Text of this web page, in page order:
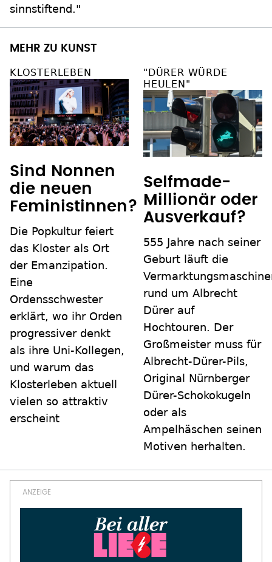
sinnstiftend."
MEHR ZU KUNST
KLOSTERLEBEN
Sind Nonnen
die neuen
Feministinnen?
Die Popkultur feiert
das Kloster als Ort
der Emanzipation.
Eine
Ordensschwester
erklärt, wo ihr Orden
progressiver denkt
als ihre Uni-Kollegen,
und warum das
Klosterleben aktuell
vielen so attraktiv
erscheint
"DÜRER WÜRDE
HEULEN"
Selfmade-
Millionär oder
Ausverkauf?
555 Jahre nach seiner
Geburt läuft die
rund um Albrecht
Dürer auf
Hochtouren. Der
Großmeister muss für
Albrecht-Dürer-Pils,
Original Nürnberger
Dürer-Schokokugeln
oder als
Ampelhäschen seinen
Motiven herhalten.